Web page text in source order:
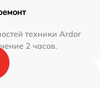
техники Ardor
2 часов.